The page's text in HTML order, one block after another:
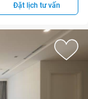
Đặt lịch tư vấn